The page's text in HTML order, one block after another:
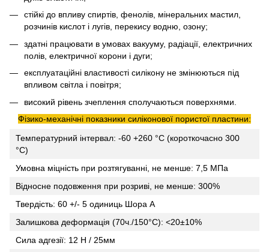
стійкі до впливу спиртів, фенолів, мінеральних мастил,
розчинів кислот і лугів, перекису водню, озону;
здатні працювати в умовах вакууму, радіації, електричних
полів, електричної корони і дуги;
експлуатаційні властивості силікону не змінюються під
впливом світла і повітря;
високий рівень зчеплення сполучаються поверхнями.
Фізико-механічні показники силіконової пористої пластини:
Температурний інтервал: -60 +260 °С (короткочасно 300
°С)
Умовна міцність при розтягуванні, не менше: 7,5 МПа
Відносне подовження при розриві, не менше: 300%
Твердість: 60 +/- 5 одиниць Шора А
Залишкова деформація (70ч./150°С): <20±10%
Сила адгезії: 12 Н / 25мм